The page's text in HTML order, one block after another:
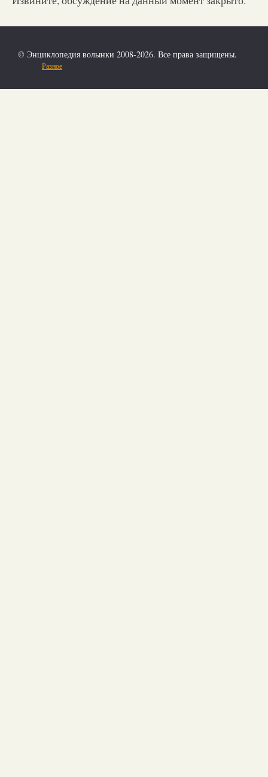
© Энциклопедия волынки 2008-2026. Все права защищены.
Разное